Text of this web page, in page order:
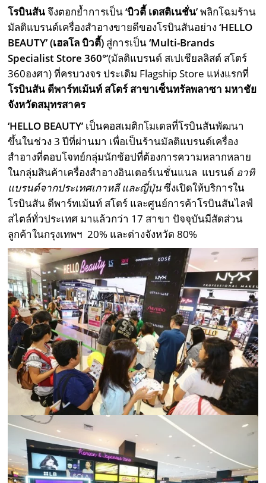
โรบินสันจึงตอกย้ำการเป็น‘บิวตี้ เดสติเนชั่น’พลิกโฉมร้าน
มัลติแบรนด์เครื่องสำอางขายดีของโรบินสันอย่าง‘HELLO
BEAUTY’(เฮลโล บิวตี้) สู่การเป็น‘Multi-Brands
Specialist Store 360°’(มัลติแบรนด์ สเปเชียลลิสต์ สโตร์
360องศา) ที่ครบวงจร ประเดิม Flagship Store แห่งแรกที่
โรบินสัน ดีพาร์ทเม้นท์ สโตร์ สาขาเซ็นทรัลพลาซา มหาชัย
จังหวัดสมุทรสาคร
‘HELLO BEAUTY’ เป็นคอสเมติกโมเดลที่โรบินสันพัฒนา
ขึ้นในช่วง 3 ปีที่ผ่านมา เพื่อเป็นร้านมัลติแบรนด์เครื่อง
สำอางที่ตอบโจทย์กลุ่มนักช้อปที่ต้องการความหลากหลาย
ในกลุ่มสินค้าเครื่องสำอางอินเตอร์เนชั่นแนล แบรนด์ อาทิ
แบรนด์จากประเทศเกาหลี และญี่ปุ่นซึ่งเปิดให้บริการใน
โรบินสัน ดีพาร์ทเม้นท์ สโตร์ และศูนย์การค้าโรบินสันไลฟ์
สไตล์ทั่วประเทศ มาแล้วกว่า 17 สาขา ปัจจุบันมีสัดส่วน
ลูกค้าในกรุงเทพฯ 20% และต่างจังหวัด 80%